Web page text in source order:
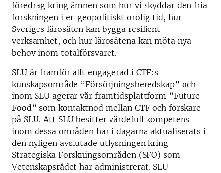
föredrag kring ämnen som hur vi skyddar den fria
forskningen i en geopolitiskt orolig tid, hur
Sveriges lärosäten kan bygga resilient
verksamhet, och hur lärosätena kan möta nya
behov inom totalförsvaret.
SLU är framför allt engagerad i CTF:s
kunskapsområde ”Försörjningsberedskap” och
inom SLU agerar vår framtidsplattform ”Future
Food” som kontaktnod mellan CTF och forskare
på SLU. Att SLU besitter värdefull kompetens
inom dessa områden har i dagarna aktualiserats i
den nyligen avslutade utlysningen kring
Strategiska Forskningsområden (SFO) som
Vetenskapsrådet har administrerat. SLU